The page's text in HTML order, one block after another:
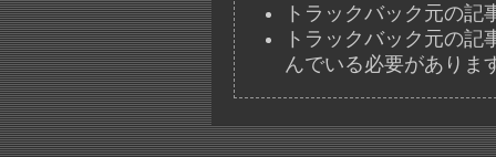
トラックバック元の
トラックバック元の
んでいる必要がありま